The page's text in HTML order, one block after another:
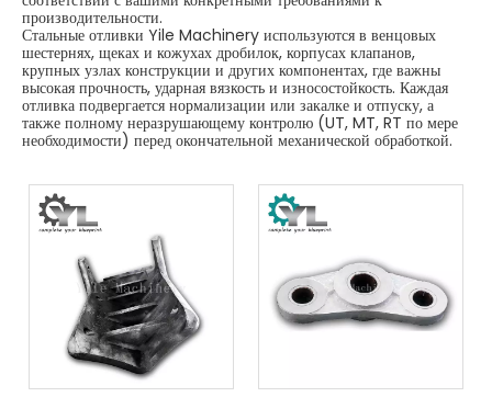
производительности.
Стальные отливки Yile Machinery используются в венцовых
шестернях, щеках и кожухах дробилок, корпусах клапанов,
крупных узлах конструкции и других компонентах, где важны
высокая прочность, ударная вязкость и износостойкость. Каждая
отливка подвергается нормализации или закалке и отпуску, а
также полному неразрушающему контролю (UT, MT, RT по мере
необходимости) перед окончательной механической обработкой.